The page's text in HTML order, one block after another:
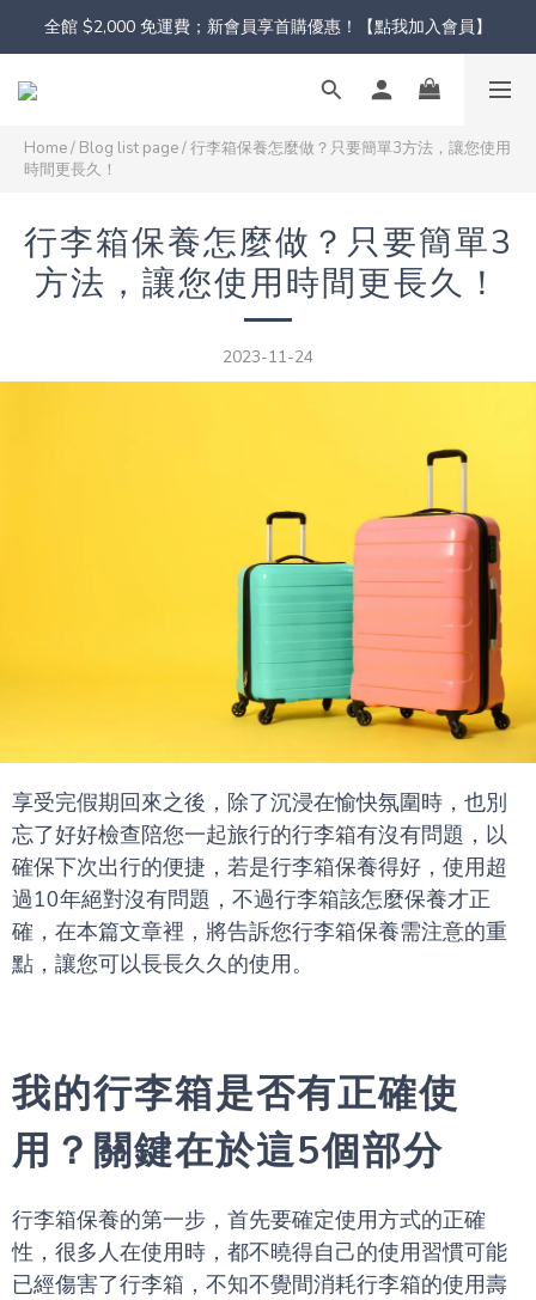
全館 $2,000 免運費；新會員享首購優惠！【點我加入會員】
Home/ Blog list page/行李箱保養怎麼做？只要簡單3方法，讓您使用
時間更長久！
行李箱保養怎麼做？只要簡單3
方法，讓您使用時間更長久！
2023-11-24
享受完假期回來之後，除了沉浸在愉快氛圍時，也別
忘了好好檢查陪您一起旅行的行李箱有沒有問題，以
確保下次出行的便捷，若是行李箱保養得好，使用超
過10年絕對沒有問題，不過行李箱該怎麼保養才正
確，在本篇文章裡，將告訴您行李箱保養需注意的重
點，讓您可以長長久久的使用。
我的行李箱是否有正確使
用？關鍵在於這5個部分
行李箱保養的第一步，首先要確定使用方式的正確
性，很多人在使用時，都不曉得自己的使用習慣可能
已經傷害了行李箱，不知不覺間消耗行李箱的使用壽